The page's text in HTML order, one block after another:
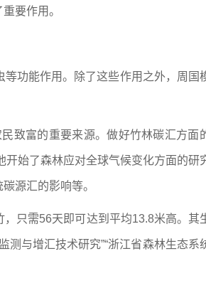
要作用。
功能作用。除了这些作用之外，周国
致富的重要来源。做好竹林碳汇方面
始了森林应对全球气候变化方面的研
源汇的影响等。
只需56天即可达到平均13.8米高。其
与增汇技术研究”“浙江省森林生态系